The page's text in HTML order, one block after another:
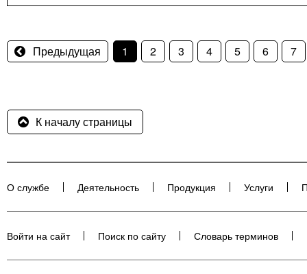
Предыдущая 1 2 3 4 5 6 7
К началу страницы
О службе Деятельность Продукция Услуги
Войти на сайт Поиск по сайту Словарь терминов